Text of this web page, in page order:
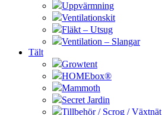
Uppvärmning
Ventilationskit
Fläkt – Utsug
Ventilation – Slangar
Tält
Growtent
HOMEbox®
Mammoth
Secret Jardin
Tillbehör / Scrog / Växtnät